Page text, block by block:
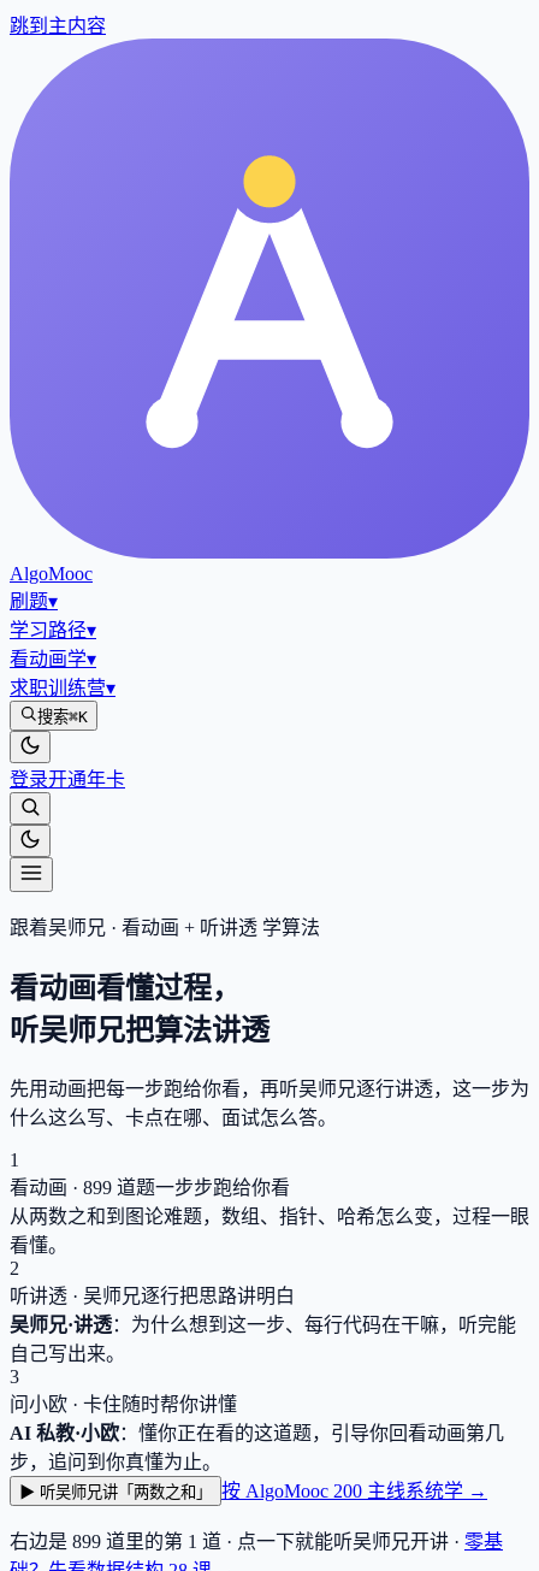
跳到主内容
AlgoMooc
刷题▾
学习路径▾
看动画学▾
求职训练营▾
搜索⌘K
登录开通年卡
跟着吴师兄 · 看动画 + 听讲透 学算法
看动画看懂过程，
听吴师兄把算法讲透
先用动画把每一步跑给你看，再听吴师兄逐行讲透，这一步为
什么这么写、卡点在哪、面试怎么答。
1
看动画 · 899 道题一步步跑给你看
从两数之和到图论难题，数组、指针、哈希怎么变，过程一眼
看懂。
2
听讲透 · 吴师兄逐行把思路讲明白
吴师兄·讲透：为什么想到这一步、每行代码在干嘛，听完能
自己写出来。
3
问小欧 · 卡住随时帮你讲懂
AI 私教·小欧：懂你正在看的这道题，引导你回看动画第几
步，追问到你真懂为止。
▶ 听吴师兄讲「两数之和」 按 AlgoMooc 200 主线系统学 →
右边是 899 道里的第 1 道 · 点一下就能听吴师兄开讲 · 零基